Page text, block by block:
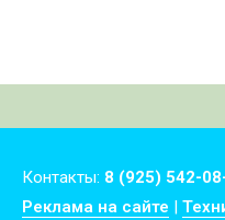
Контакты: 8 (925) 542-
Реклама на сайте |